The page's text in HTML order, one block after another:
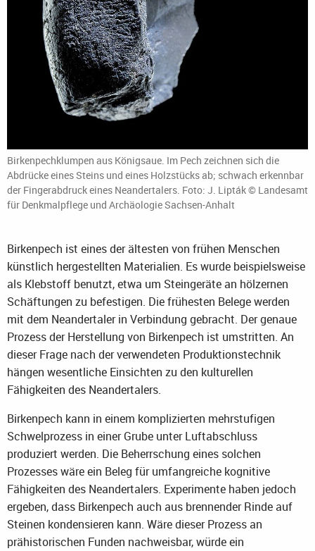
Birkenpechklumpen aus Königsaue. Im Pech zeichnen sich die
Abdrücke eines Steins und eines Holzstücks ab; schwach erkennbar
der Fingerabdruck eines Neandertalers. Foto: J. Lipták © Landesamt
für Denkmalpflege und Archäologie Sachsen-Anhalt
Birkenpech ist eines der ältesten von frühen Menschen
künstlich hergestellten Materialien. Es wurde beispielsweise
als Klebstoff benutzt, etwa um Steingeräte an hölzernen
Schäftungen zu befestigen. Die frühesten Belege werden
mit dem Neandertaler in Verbindung gebracht. Der genaue
Prozess der Herstellung von Birkenpech ist umstritten. An
dieser Frage nach der verwendeten Produktionstechnik
hängen wesentliche Einsichten zu den kulturellen
Fähigkeiten des Neandertalers.
Birkenpech kann in einem komplizierten mehrstufigen
Schwelprozess in einer Grube unter Luftabschluss
produziert werden. Die Beherrschung eines solchen
Prozesses wäre ein Beleg für umfangreiche kognitive
Fähigkeiten des Neandertalers. Experimente haben jedoch
ergeben, dass Birkenpech auch aus brennender Rinde auf
Steinen kondensieren kann. Wäre dieser Prozess an
prähistorischen Funden nachweisbar, würde ein